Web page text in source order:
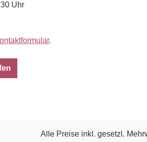
Uhr
.
Alle Preise inkl. gesetzl.